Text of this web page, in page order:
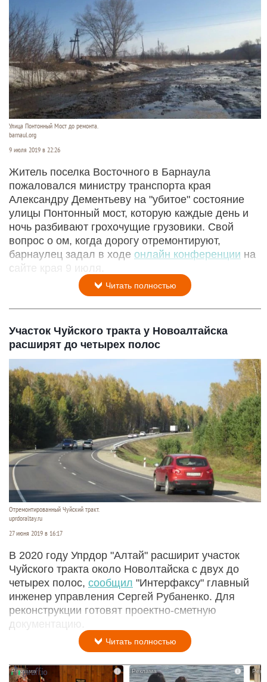
Улица Понтонный Мост до ремонта.
barnaul.org
9 июля 2019 в 22:26
Житель поселка Восточного в Барнаула
пожаловался министру транспорта края
Александру Дементьеву на "убитое" состояние
улицы Понтонный мост, которую каждые день и
ночь разбивают грохочущие грузовики. Свой
вопрос о ом, когда дорогу отремонтируют,
барнаулец задал в ходе онлайн конференции на
сайте края 9 июля.
Читать полностью
Участок Чуйского тракта у Новоалтайска
расширят до четырех полос
Отремонтированный Чуйский тракт.
uprdoraltay.ru
27 июня 2019 в 16:17
В 2020 году Упрдор "Алтай" расширит участок
Чуйского тракта около Новолтайска с двух до
четырех полос, сообщил "Интерфаксу" главный
инженер управления Сергей Рубаненко. Для
реконструкции готовят проектно-сметную
документацию.
Читать полностью
i